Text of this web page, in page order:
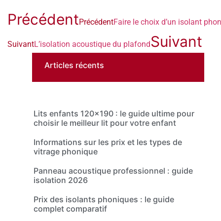
PrécédentPrécédentFaire le choix d’un isolant
SuivantL’isolation acoustique du plafondSuivant
Articles récents
Lits enfants 120×190 : le guide ultime pour
choisir le meilleur lit pour votre enfant
Informations sur les prix et les types de
vitrage phonique
Panneau acoustique professionnel : guide
isolation 2026
Prix des isolants phoniques : le guide
complet comparatif